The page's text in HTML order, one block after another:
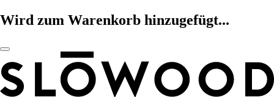
Wird zum Warenkorb hinzugefügt...